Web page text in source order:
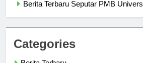
Categories